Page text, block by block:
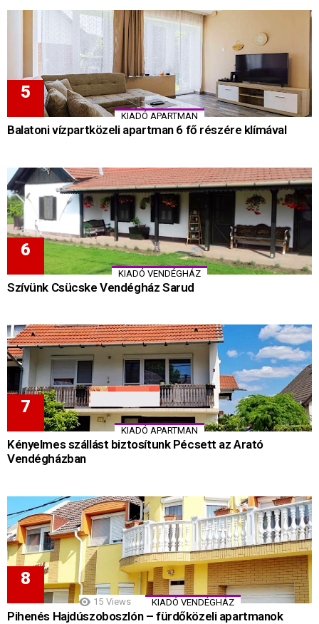
KIADÓ APARTMAN
Balatoni vízpartközeli apartman 6 fő részére klímával
KIADÓ VENDÉGHÁZ
Szívünk Csücske Vendégház Sarud
KIADÓ APARTMAN
Kényelmes szállást biztosítunk Pécsett az Arató
Vendégházban
15 Views KIADÓ VENDÉGHÁZ
Pihenés Hajdúszoboszlón – fürdőközeli apartmanok